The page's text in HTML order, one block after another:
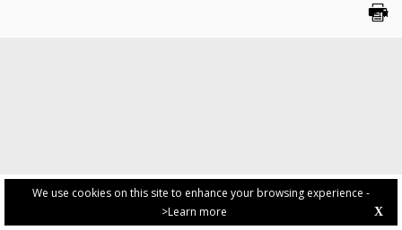
We use cookies on this site to enhance your browsing experience -
>Learn more
X